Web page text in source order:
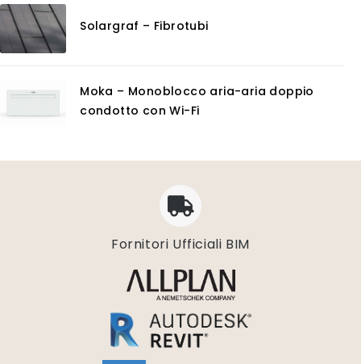
Solargraf – Fibrotubi
Moka – Monoblocco aria-aria doppio
condotto con Wi-Fi
Fornitori Ufficiali BIM